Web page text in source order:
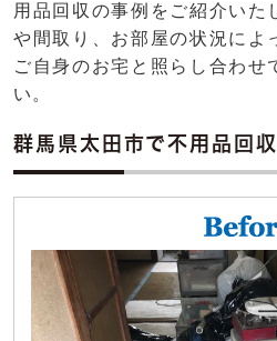
用品回収の事例をご紹介いた
や間取り、お部屋の状況によ
ご自身のお宅と照らし合わせ
い。
群馬県太田市で不用品回収